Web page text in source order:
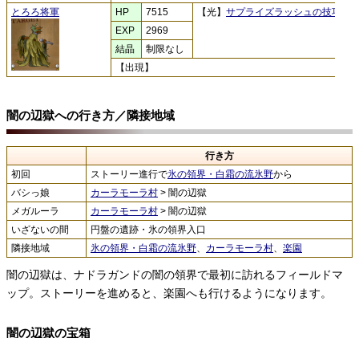
とろろ将軍
HP 7515 【光】 サプライズラッシュの技巧
EXP
2969
結晶
制限なし
【出現】
闇の辺獄への行き方／隣接地域
行き方
初回
ストーリー進行で氷の領界・白霜の流氷野から
バシっ娘
カーラモーラ村 > 闇の辺獄
メガルーラ
カーラモーラ村 > 闇の辺獄
いざないの間
円盤の遺跡・氷の領界入口
隣接地域
氷の領界・白霜の流氷野 カーラモーラ村 楽園
闇の辺獄は、ナドラガンドの闇の領界で最初に訪れるフィールドマ
ップ。ストーリーを進めると、楽園へも行けるようになります。
闇の辺獄の宝箱